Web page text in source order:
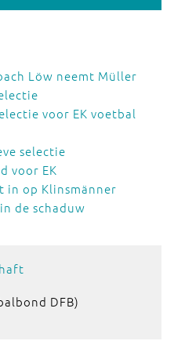
Löw neemt Müller
voor EK voetbal
selectie
voor EK
in op Klinsmänner
de schaduw
DFB)